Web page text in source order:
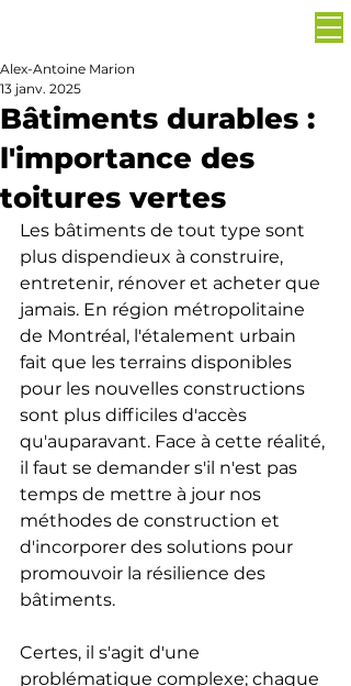
Bâtiments durables :
l'importance des
toitures vertes
Alex-Antoine Marion
13 janv. 2025
Les bâtiments de tout type sont
plus dispendieux à construire,
entretenir, rénover et acheter que
jamais. En région métropolitaine
de Montréal, l'étalement urbain
fait que les terrains disponibles
pour les nouvelles constructions
sont plus difficiles d'accès
qu'auparavant. Face à cette réalité,
il faut se demander s'il n'est pas
temps de mettre à jour nos
méthodes de construction et
d'incorporer des solutions pour
promouvoir la résilience des
bâtiments.
Certes, il s'agit d'une
problématique complexe; chaque